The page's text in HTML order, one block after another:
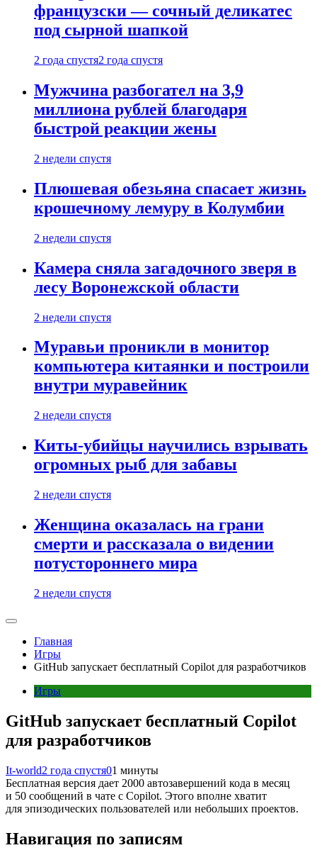
французски — сочный деликатес
под сырной шапкой
2 года спустя2 года спустя
Мужчина разбогател на 3,9
миллиона рублей благодаря
быстрой реакции жены
2 недели спустя
Плюшевая обезьяна спасает жизнь
крошечному лемуру в Колумбии
2 недели спустя
Камера сняла загадочного зверя в
лесу Воронежской области
2 недели спустя
Муравьи проникли в монитор
компьютера китаянки и построили
внутри муравейник
2 недели спустя
Киты-убийцы научились взрывать
огромных рыб для забавы
2 недели спустя
Женщина оказалась на грани
смерти и рассказала о видении
потустороннего мира
2 недели спустя
Главная
Игры
GitHub запускает бесплатный Copilot для разработчиков
Игры
GitHub запускает бесплатный Copilot
для разработчиков
It-world2 года спустя01 минуты
Бесплатная версия дает 2000 автозавершений кода в месяц
и 50 сообщений в чате с Copilot. Этого вполне хватит
для эпизодических пользователей или небольших проектов.
Навигация по записям